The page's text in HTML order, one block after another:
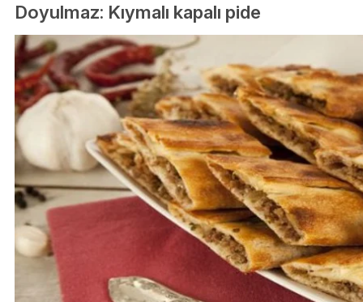
Doyulmaz: Kıymalı kapalı pide